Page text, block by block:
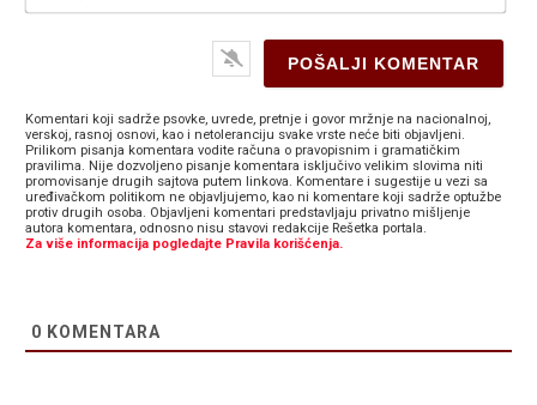
Komentari koji sadrže psovke, uvrede, pretnje i govor mržnje na nacionalnoj,
verskoj, rasnoj osnovi, kao i netoleranciju svake vrste neće biti objavljeni.
Prilikom pisanja komentara vodite računa o pravopisnim i gramatičkim
pravilima. Nije dozvoljeno pisanje komentara isključivo velikim slovima niti
promovisanje drugih sajtova putem linkova. Komentare i sugestije u vezi sa
uređivačkom politikom ne objavljujemo, kao ni komentare koji sadrže optužbe
protiv drugih osoba. Objavljeni komentari predstavljaju privatno mišljenje
autora komentara, odnosno nisu stavovi redakcije Rešetka portala.
Za više informacija pogledajte Pravila korišćenja.
0 KOMENTARA